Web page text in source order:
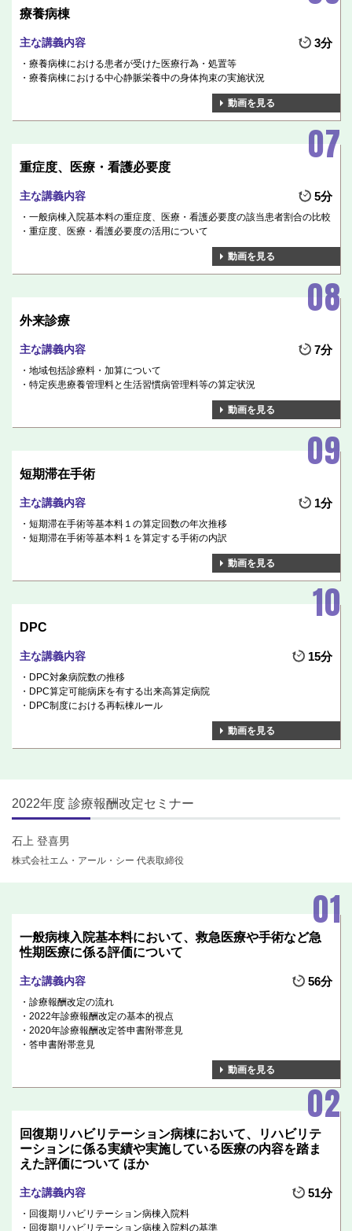
療養病棟
主な講義内容 3分
療養病棟における患者が受けた医療行為・処置等
療養病棟における中心静脈栄養中の身体拘束の実施状況
動画を見る
重症度、医療・看護必要度
主な講義内容 5分
一般病棟入院基本料の重症度、医療・看護必要度の該当患者割合の比較
重症度、医療・看護必要度の活用について
動画を見る
外来診療
主な講義内容 7分
地域包括診療料・加算について
特定疾患療養管理料と生活習慣病管理料等の算定状況
動画を見る
短期滞在手術
主な講義内容 1分
短期滞在手術等基本料１の算定回数の年次推移
短期滞在手術等基本料１を算定する手術の内訳
動画を見る
DPC
主な講義内容 15分
DPC対象病院数の推移
DPC算定可能病床を有する出来高算定病院
DPC制度における再転棟ルール
動画を見る
2022年度 診療報酬改定セミナー
石上 登喜男
株式会社エム・アール・シー 代表取締役
一般病棟入院基本料において、救急医療や手術など急
性期医療に係る評価について
主な講義内容 56分
診療報酬改定の流れ
2022年診療報酬改定の基本的視点
2020年診療報酬改定答申書附帯意見
答申書附帯意見
動画を見る
回復期リハビリテーション病棟において、リハビリテ
ーションに係る実績や実施している医療の内容を踏ま
えた評価について ほか
主な講義内容 51分
回復期リハビリテーション病棟入院料
回復期リハビリテーション病棟入院料の基準